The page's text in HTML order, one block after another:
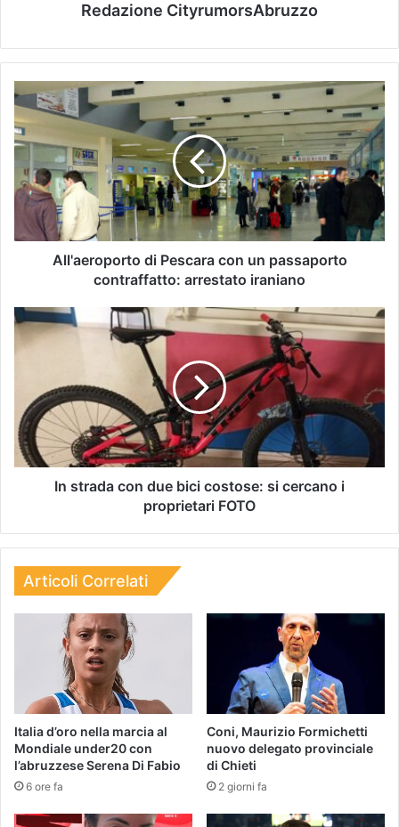
Redazione CityrumorsAbruzzo
All'aeroporto di Pescara con un passaporto
contraffatto: arrestato iraniano
In strada con due bici costose: si cercano i
proprietari FOTO
Articoli Correlati
Italia d’oro nella marcia al
Mondiale under20 con
l’abruzzese Serena Di Fabio
6 ore fa
Coni, Maurizio Formichetti
nuovo delegato provinciale
di Chieti
2 giorni fa